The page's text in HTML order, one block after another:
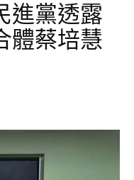
進黨透露
體蔡培慧